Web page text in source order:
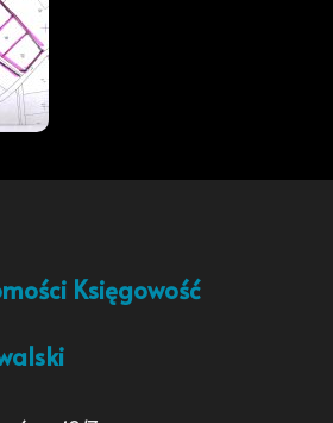
Księgowość